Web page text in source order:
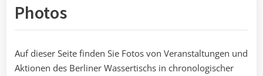
Photos
Auf dieser Seite finden Sie Fotos von Veranstaltungen und
Aktionen des Berliner Wassertischs in chronologischer